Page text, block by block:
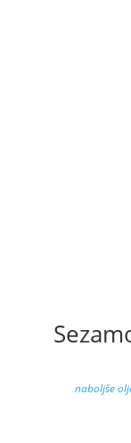
naboljše